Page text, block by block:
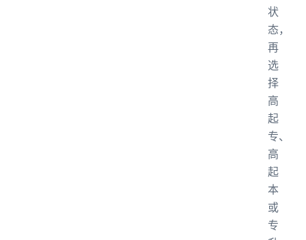
状
态，
再
选
择
高
起
专、
高
起
本
或
专